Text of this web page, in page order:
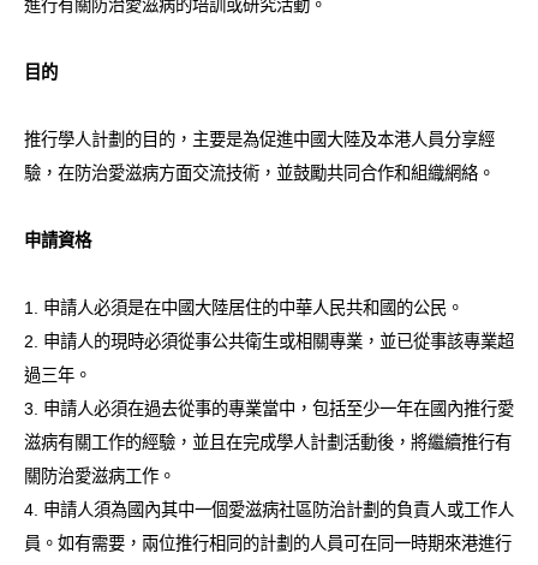
進行有關防治愛滋病的培訓或研究活動。
目的
推行學人計劃的目的，主要是為促進中國大陸及本港人員分享經
驗，在防治愛滋病方面交流技術，並鼓勵共同合作和組織網絡。
申請資格
1. 申請人必須是在中國大陸居住的中華人民共和國的公民。
2. 申請人的現時必須從事公共衛生或相關專業，並已從事該專業超
過三年。
3. 申請人必須在過去從事的專業當中，包括至少一年在國內推行愛
滋病有關工作的經驗，並且在完成學人計劃活動後，將繼續推行有
關防治愛滋病工作。
4. 申請人須為國內其中一個愛滋病社區防治計劃的負責人或工作人
員。如有需要，兩位推行相同的計劃的人員可在同一時期來港進行